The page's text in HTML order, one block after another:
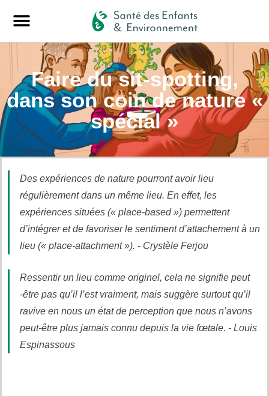
Faire du sit-spotting,
dans son coin de nature «
spécial »
Des expériences de nature pourront avoir lieu
régulièrement dans un même lieu. En effet, les
expériences situées (« place-based ») permettent
d’intégrer et de favoriser le sentiment d’attachement à un
lieu (« place-attachment »). - Crystèle Ferjou
Ressentir un lieu comme originel, cela ne signifie peut
-être pas qu’il l’est vraiment, mais suggère surtout qu’il
ravive en nous un état de perception que nous n’avons
peut-être plus jamais connu depuis la vie fœtale. - Louis
Espinassous